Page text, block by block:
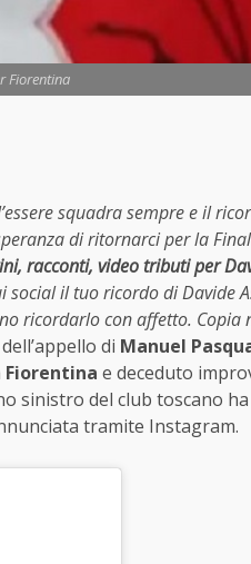
Fiorentina
squadra sempre e il
di ritornarci per la
racconti, video tributi per
social il tuo ricordo di Davide
ricordarlo con affetto. Copia
di Manuel
Fiorentina e deceduto
sinistro del club toscano
tramite Instagram.